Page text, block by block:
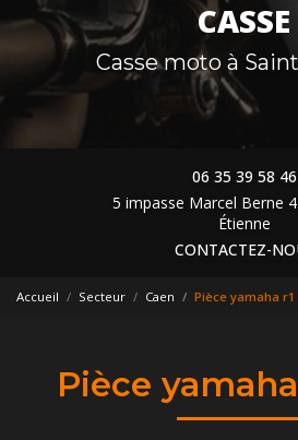
CASSE
Casse moto à
06 35 39 58 46
5 impasse Marcel Berne
Étienne
CONTACTEZ-
Accueil Secteur Caen Pièce yamaha r1
Pièce